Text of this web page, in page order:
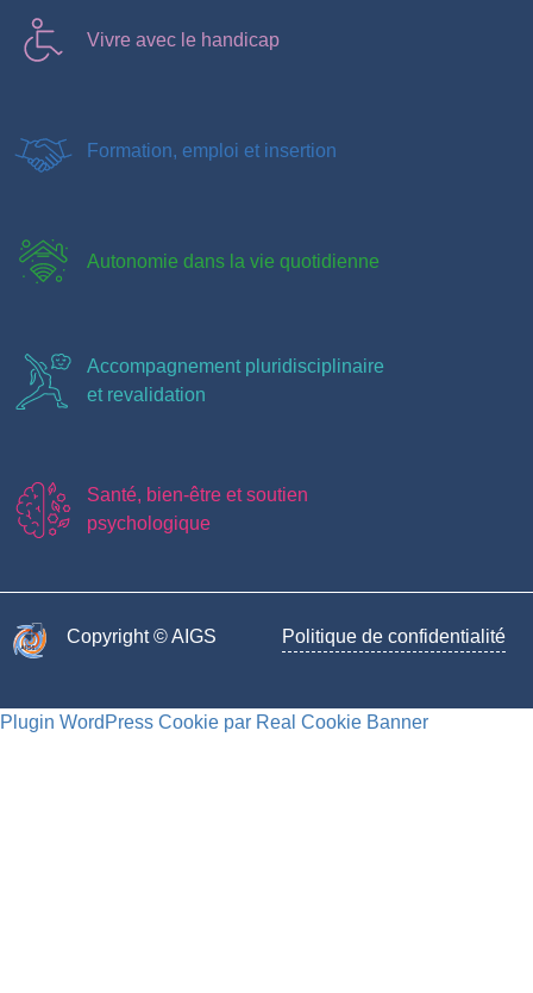
Vivre avec le handicap
Formation, emploi et insertion
Autonomie dans la vie quotidienne
Accompagnement pluridisciplinaire
et revalidation
Santé, bien-être et soutien
psychologique
Copyright © AIGS​ Politique de confidentialité
Plugin WordPress Cookie par Real Cookie Banner